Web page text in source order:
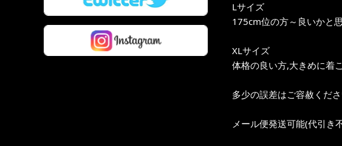
Lサイズ
175cm位の方～良いかと
XLサイズ
体格の良い方,大きめに着
多少の誤差はご容赦くださ
メール便発送可能(代引き